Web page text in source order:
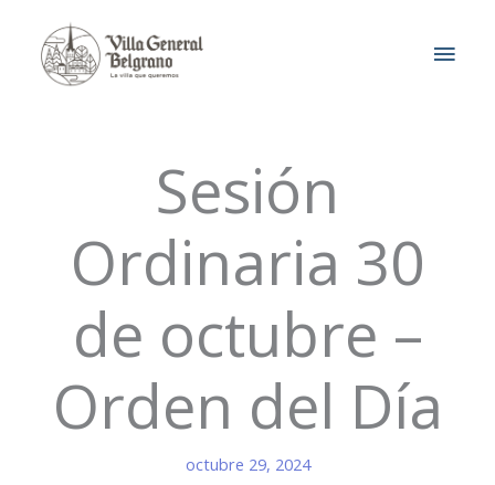
contenido
Sesión
Ordinaria 30
de octubre –
Orden del Día
octubre 29, 2024